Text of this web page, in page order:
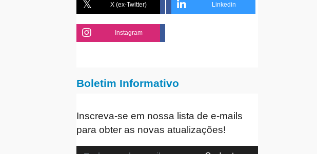
X (ex-Twitter) Linkedin
Instagram
Boletim Informativo
Inscreva-se em nossa lista de e-mails
para obter as novas atualizações!